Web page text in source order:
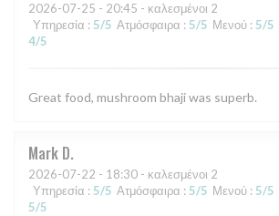
2026-07-25 - 20:45 - καλεσμένοι 2
Υπηρεσία : 5/5 Ατμόσφαιρα : 5/5 Μενού : 5/5
4/5
Great food, mushroom bhaji was superb.
Mark D
2026-07-22 - 18:30 - καλεσμένοι 2
Υπηρεσία : 5/5 Ατμόσφαιρα : 5/5 Μενού : 5/5
5/5